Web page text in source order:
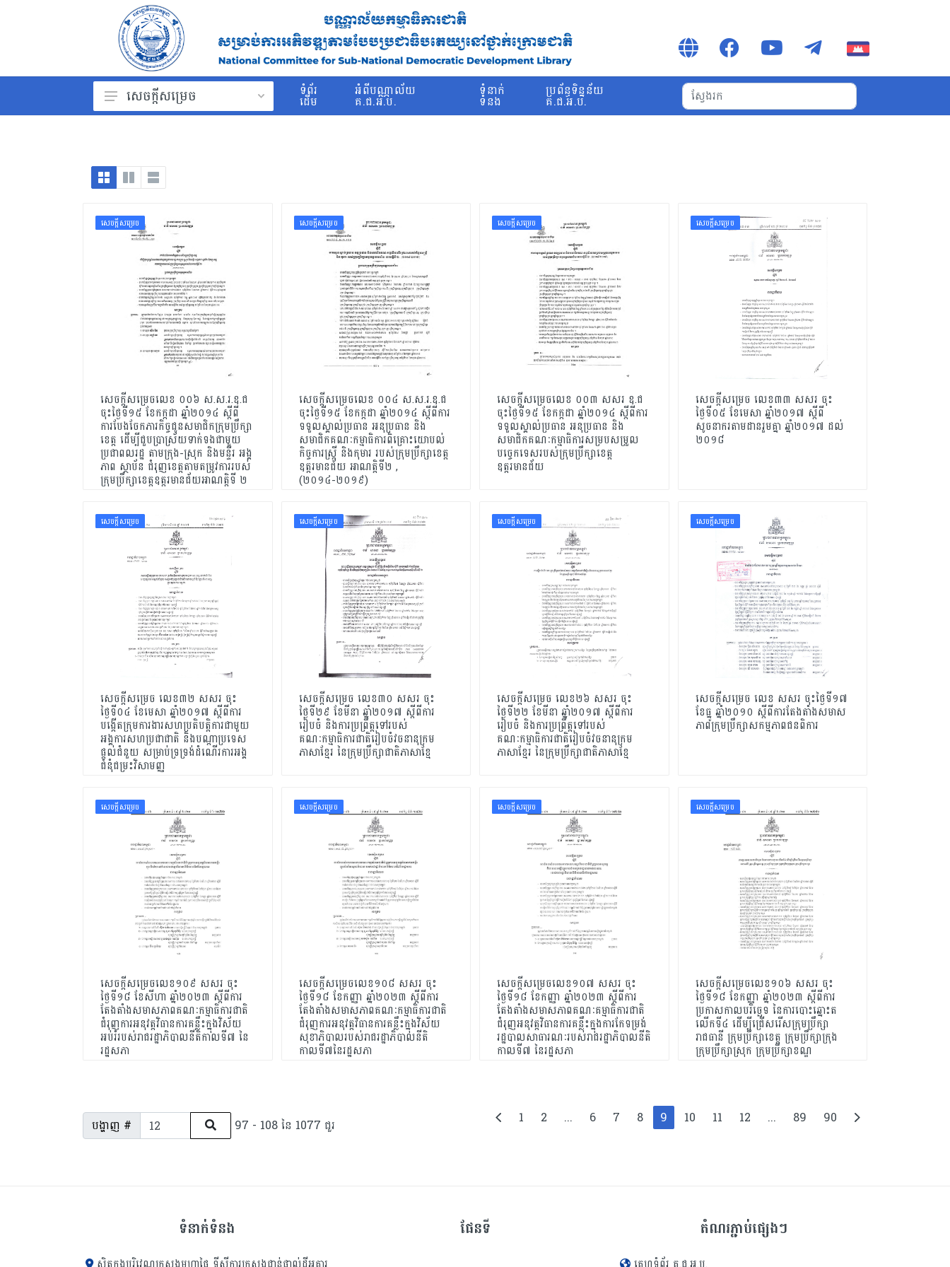
ច្បាប់
អនុក្រឹត្យ
សេចក្ដីណែនាំ
សេចក្ដីសម្រេច
ទម្រង់លិខិតលេខាធិការដ្ឋាន
គ.ជ.អ.ប.
សៀវភៅ
របាយការណ៍
ឯកសារបណ្ដុះបណ្ដាល សិក្ខាសាលា
និងកិច្ចប្រជុំ
សេចក្ដីសម្រេច ទំព័រ
ដើម
អំពីបណ្ណាល័យ
គ.ជ.អ.ប.
ទំនាក់
ទំនង
ប្រព័ន្ធទិន្នន័យ
គ.ជ.អ.ប.
សេចក្ដីសម្រេច
សេចក្ដីសម្រេចលេខ ០០៦ ស.ស.រ.ឧ.ជ
ចុះថ្ងៃទី១៥​ ខែកក្កដា ឆ្នាំ២០១៤ ស្ដីពី
ការបែងចែកភារកិច្ចជូនសមាជិកក្រុមប្រឹក្សា
ខេត្ដ ដើម្បីជួបប្រាស្រ័យទាក់ទងជាមួយ
ប្រជាពលរដ្ឋ តាមក្រុង-ស្រុក និងមន្ទីរ អង្គ
ភាព ស្ថាប័ន ជំរុញខេត្ដតាមតម្រូវការរបស់
ក្រុមប្រឹក្សាខេត្ដឧត្ដរមានជ័យអាណត្ដិទី ២
សេចក្ដីសម្រេច
សេចក្ដីសម្រេចលេខ ០០៤ ស.ស.រ.ឧ.ជ
ចុះថ្ងៃទី១៥ ខែកក្កដា ឆ្នាំ២០១៤ ស្ដីពីការ
ទទួលស្គាល់ប្រធាន អនុប្រធាន និង
សមាជិកគណៈកម្មាធិការពិគ្រោះយោបល់
កិច្ចការស្ដ្រី និងកុមារ របស់ក្រុមប្រឹក្សាខេត្ដ
ឧត្ដរមានជ័យ អាណត្ដិទី២ ,
(២០១៤-២០១៩)
សេចក្ដីសម្រេច
សេចក្ដីសម្រេចលេខ​ ០០៣ សសរ ឧ.ជ
ចុះថ្ងៃទី១៥ ខែកក្កដា ឆ្នាំ២០១៤ ស្ដីពីការ
ទទួលស្គាល់ប្រធាន អនុប្រធាន និង
សមាជិកគណៈកម្មាធិការសម្របសម្រួល
បច្ចេកទេសរបស់ក្រុមប្រឹក្សាខេត្ដ
ឧត្ដរមានជ័យ
សេចក្ដីសម្រេច
សេចក្ដីសម្រេច លេខ៣៣ សសរ ចុះ
ថ្ងៃទី០៥ ខែមេសា ឆ្នាំ២០១៧ ស្ដីពី
សូចនាករតាមដានរួមគ្នា ឆ្នាំ២០១៧ ដល់
២០១៨
សេចក្ដីសម្រេច
សេចក្ដីសម្រេច លេខ៣២ សសរ ចុះ
ថ្ងៃទី០៤ ខែមេសា ឆ្នាំ២០១៧ ស្ដីពីការ
បង្កើតក្រុមការងារសហប្រតិបត្តិការជាមួយ
អង្គការសហប្រជាជាតិ និងបណ្ដាប្រទេស
ផ្ដល់ជំនួយ សម្រាប់ទ្រទ្រង់ដំណើរការអង្គ
ជំនំុជម្រះវិសាមញ្ញ
សេចក្ដីសម្រេច
សេចក្ដីសម្រេច លេខ៣០ សសរ ចុះ
ថ្ងៃទី២៩ ខែមីនា ឆ្នាំ២០១៧ ស្ដីពីការ
រៀបចំ និងការប្រព្រឹត្តទៅរបស់
គណៈកម្មាធិការជាតិរៀបចំវចនានុក្រម
ភាសាខ្មែរ នៃក្រុមប្រឹក្សាជាតិភាសាខ្មែ
សេចក្ដីសម្រេច
សេចក្ដីសម្រេច លេខ២៦ សសរ ចុះ
ថ្ងៃទី២២ ខែមីនា ឆ្នាំ២០១៧ ស្ដីពីការ
រៀបចំ និងការប្រព្រឹត្តទៅរបស់
គណៈកម្មាធិការជាតិរៀបចំវចនានុក្រម
ភាសាខ្មែរ នៃក្រុមប្រឹក្សាជាតិភាសាខ្មែ
សេចក្ដីសម្រេច
សេចក្ដីសម្រេច លេខ សសរ ចុះថ្ងៃទី១៧
ខែធ្នូ ឆ្នាំ២០១០ ស្ដីពីការតែងតាំងសមាស
ភាពក្រុមប្រឹក្សាសកម្មភាពជនពិការ
សេចក្ដីសម្រេច
សេចក្តីសម្រេចលេខ១០៩ សសរ ចុះ
ថ្ងៃទី១៨ ខែសីហា​ ឆ្នាំ២០២៣ ស្តីពីការ
តែងតាំងសមាសភាពគណៈកម្មាធិការជាតិ
ជំរុញការអនុវត្តវិធានការគន្លឹះក្នុងវិស័យ
អប់រំរបស់រាជរដ្ឋាភិបាលនីតិកាលទី៧ នៃ
រដ្ឋសភា
សេចក្ដីសម្រេច
សេចក្តីសម្រេចលេខ១០៨ សសរ ចុះ
ថ្ងៃទី១៨ ខែកញ្ញា ឆ្នាំ២០២៣ ស្តីពីការ
តែងតាំងសមាសភាពគណៈកម្មាធិការជាតិ
ជំរុញការអនុវត្តវិធានការគន្លឹះក្នុងវិស័យ
សុខាភិបាលរបស់រាជរដ្ឋាភិបាលនីតិ
កាលទី៧នៃរដ្ឋសភា
សេចក្ដីសម្រេច
សេចក្តីសម្រេចលេខ១០៧ សសរ ចុះ
ថ្ងៃទី១៨ ខែកញ្ញា ឆ្នាំ២០២៣ ស្តីពីការ
តែងតាំងសមាសភាពគណៈគម្មាធិការជាតិ
ជំរុញអនុវត្តវិធានការគន្លឹះក្នុងការកែទម្រង់
រដ្ឋបាលសាធារណៈរបស់រាជរដ្ឋាភិបាលនីតិ
កាលទី៧ នៃរដ្ឋសភា
សេចក្ដីសម្រេច
សេចក្តីសម្រេចលេខ១០៦ សសរ ចុះ
ថ្ងៃទី១៨ ខែកញ្ញា ឆ្នាំ២០២៣ ស្តីពីការ
ប្រកាសកាលបរិច្ឆេទ នៃការបោះឆ្នោះត
លើកទី៤ ដើម្បីជ្រើសរើសក្រុមប្រឹក្សា
រាជធានី ក្រុមប្រឹក្សាខេត្ត ក្រុមប្រឹក្សាក្រុង
ក្រុមប្រឹក្សាស្រុក ក្រុមប្រឹក្សាខណ្ឌ
បង្ហាញ # 97 - 108 នៃ 1077 ជួរ 1 2 ... 6 7 8 9 10 11 12 ... 89 90
ទំនាក់ទំនង ផែនទី តំណរភ្ជាប់ផ្សេងៗ